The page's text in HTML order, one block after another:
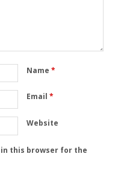
Name *
Email *
Website
in this browser for the